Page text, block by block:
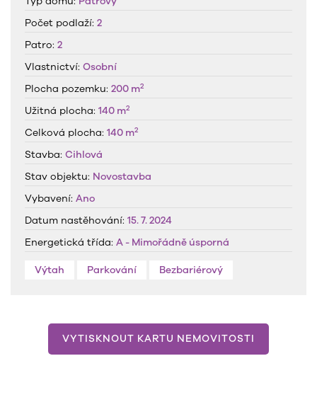
Počet podlaží: 2
Patro: 2
Vlastnictví: Osobní
Plocha pozemku: 200 m2
Užitná plocha: 140 m2
Celková plocha: 140 m2
Stavba: Cihlová
Stav objektu: Novostavba
Vybavení: Ano
Datum nastěhování: 15. 7. 2024
Energetická třída: A - Mimořádně úsporná
Výtah Parkování Bezbariérový
VYTISKNOUT KARTU NEMOVITOSTI